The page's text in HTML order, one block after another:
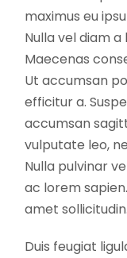
maximus eu
Nulla vel diam
Maecenas
Ut accumsan
efficitur a.
accumsan
vulputate leo,
Nulla pulvinar
ac lorem
amet sollicitudin.
Duis feugiat